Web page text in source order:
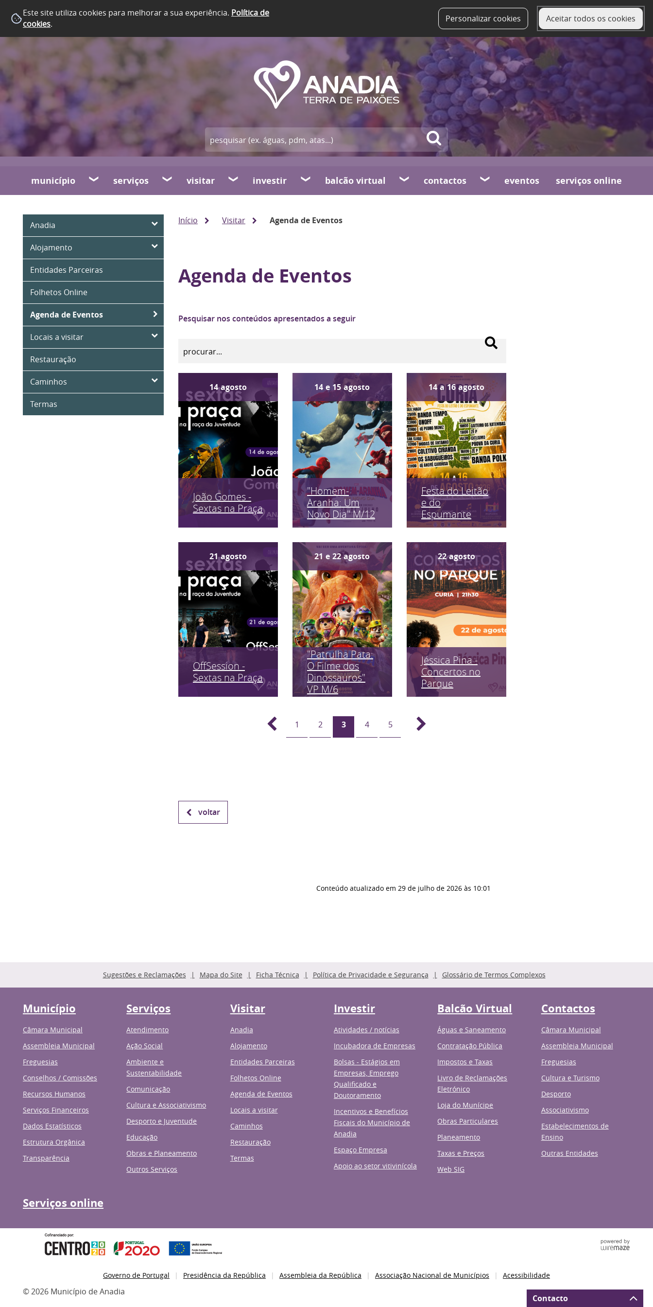
Este site utiliza cookies para melhorar a sua experiência. Política de
cookies. Personalizar cookies Aceitar todos os cookies
município serviços visitar investir balcão virtual contactos eventos serviços online
Anadia
Alojamento
Entidades Parceiras
Folhetos Online
Agenda de Eventos
Locais a visitar
Restauração
Caminhos
Termas
Início Visitar Agenda de Eventos
Agenda de Eventos
Pesquisar nos conteúdos apresentados a seguir
14 agosto
João Gomes -
Sextas na Praça
14 e 15 agosto
"Homem-
Aranha: Um
Novo Dia" M/12
14 a 16 agosto
Festa do Leitão
e do
Espumante
21 agosto
OffSession -
Sextas na Praça
21 e 22 agosto
"Patrulha Pata:
O Filme dos
Dinossauros"
VP M/6
22 agosto
Jéssica Pina -
Concertos no
Parque
1 2 3 4 5
voltar
Conteúdo atualizado em 29 de julho de 2026 às 10:01
Sugestões e Reclamações Mapa do Site Ficha Técnica Política de Privacidade e Segurança Glossário de Termos Complexos
Município
Câmara Municipal
Assembleia Municipal
Freguesias
Conselhos / Comissões
Recursos Humanos
Serviços Financeiros
Dados Estatísticos
Estrutura Orgânica
Transparência
Serviços
Atendimento
Ação Social
Ambiente e
Sustentabilidade
Comunicação
Cultura e Associativismo
Desporto e Juventude
Educação
Obras e Planeamento
Outros Serviços
Visitar
Anadia
Alojamento
Entidades Parceiras
Folhetos Online
Agenda de Eventos
Locais a visitar
Caminhos
Restauração
Termas
Investir
Atividades / notícias
Incubadora de Empresas
Bolsas - Estágios em
Empresas, Emprego
Qualificado e
Doutoramento
Incentivos e Benefícios
Fiscais do Município de
Anadia
Espaço Empresa
Apoio ao setor vitivinícola
Balcão Virtual
Águas e Saneamento
Contratação Pública
Impostos e Taxas
Livro de Reclamações
Eletrónico
Loja do Munícipe
Obras Particulares
Planeamento
Taxas e Preços
Web SIG
Contactos
Câmara Municipal
Assembleia Municipal
Freguesias
Cultura e Turismo
Desporto
Associativismo
Estabelecimentos de
Ensino
Outras Entidades
Serviços online
Governo de Portugal Presidência da República Assembleia da República Associação Nacional de Municípios Acessibilidade
© 2026 Município de Anadia
Contacto